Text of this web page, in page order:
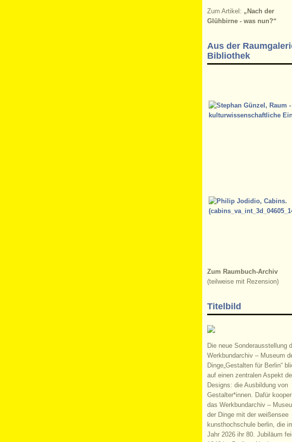
Zum Artikel: „Nach der
Glühbirne - was nun?“
Aus der
Bibliothek
Zum Raumbuch-Archiv
(teilweise mit Rezension)
Titelbild
Die neue Sonderausstellung
Werkbundarchiv – Museum
Dinge„Gestalten für Berlin“
auf einen zentralen Aspekt
Designs: die Ausbildung von
Gestalter*innen. Dafür
das Werkbundarchiv –
der Dinge mit der weißensee
kunsthochschule berlin, die
Jahr 2026 ihr 80. Jubiläum